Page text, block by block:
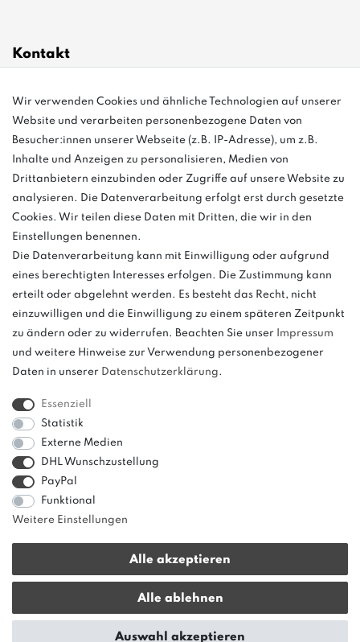
Kontakt
info@bonvenon.de
03763 4048350
Montag - Freitag, 08:00 - 16:00
Anrufe aus dem dt. Festnetz zum Ortstarif, Preise aus dem Mobilfunknetz
ggf. abweichend (abhängig vom Provider).
und
weitere.
Wir verwenden Cookies und ähnliche Technologien auf unserer
Website und verarbeiten personenbezogene Daten von
Besucher:innen unserer Webseite (z.B. IP-Adresse), um z.B.
Inhalte und Anzeigen zu personalisieren, Medien von
Drittanbietern einzubinden oder Zugriffe auf unsere Website zu
analysieren. Die Datenverarbeitung erfolgt erst durch gesetzte
Cookies. Wir teilen diese Daten mit Dritten, die wir in den
Einstellungen benennen.
Die Datenverarbeitung kann mit Einwilligung oder aufgrund
eines berechtigten Interesses erfolgen. Die Zustimmung kann
erteilt oder abgelehnt werden. Es besteht das Recht, nicht
einzuwilligen und die Einwilligung zu einem späteren Zeitpunkt
zu ändern oder zu widerrufen. Beachten Sie unser
Impressum
und weitere Hinweise zur Verwendung personenbezogener
Daten in unserer Daten­schutz­erklärung.
Essenziell
Statistik
Externe Medien
DHL Wunschzustellung
PayPal
Funktional
Weitere Einstellungen
Alle akzeptieren
Alle ablehnen
Auswahl akzeptieren
Sinne einer Preisermäßigung, sondern lediglich
einen Preisvergleich zur unverbindlichen
Preisempfehlung seitens des Herstellers dar.
© copyright 2013-2026 bonvenon / Alle Rechte vorbehalten / Realisation